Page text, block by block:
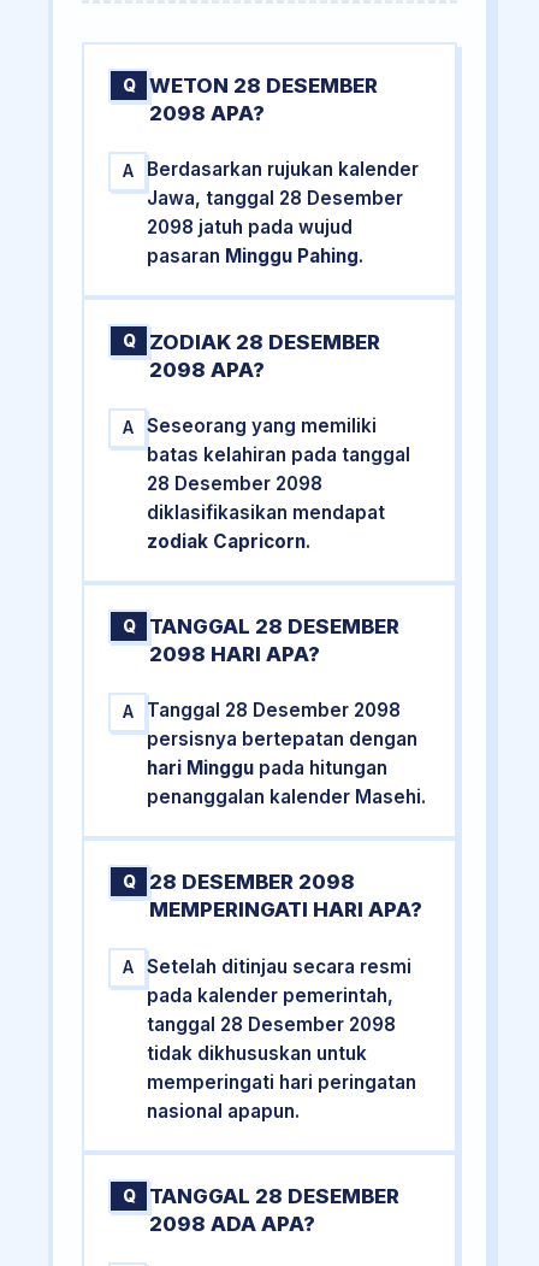
Q
WETON 28 DESEMBER
2098 APA?
A
Berdasarkan rujukan kalender
Jawa, tanggal 28 Desember
2098 jatuh pada wujud
pasaran Minggu Pahing.
Q
ZODIAK 28 DESEMBER
2098 APA?
A
Seseorang yang memiliki
batas kelahiran pada tanggal
28 Desember 2098
diklasifikasikan mendapat
zodiak Capricorn.
Q
TANGGAL 28 DESEMBER
2098 HARI APA?
A
Tanggal 28 Desember 2098
persisnya bertepatan dengan
hari Minggu pada hitungan
penanggalan kalender Masehi.
Q
28 DESEMBER 2098
MEMPERINGATI HARI APA?
A
Setelah ditinjau secara resmi
pada kalender pemerintah,
tanggal 28 Desember 2098
tidak dikhususkan untuk
memperingati hari peringatan
nasional apapun.
Q
TANGGAL 28 DESEMBER
2098 ADA APA?